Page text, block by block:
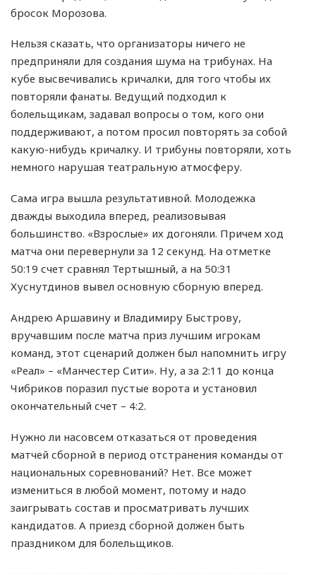
бросок Морозова.
Нельзя сказать, что организаторы ничего не
предприняли для создания шума на трибунах. На
кубе высвечивались кричалки, для того чтобы их
повторяли фанаты. Ведущий подходил к
болельщикам, задавал вопросы о том, кого они
поддерживают, а потом просил повторять за собой
какую-нибудь кричалку. И трибуны повторяли, хоть
немного нарушая театральную атмосферу.
Сама игра вышла результативной. Молодежка
дважды выходила вперед, реализовывая
большинство. «Взрослые» их догоняли. Причем ход
матча они перевернули за 12 секунд. На отметке
50:19 счет сравнял Тертышный, а на 50:31
Хуснутдинов вывел основную сборную вперед.
Андрею Аршавину и Владимиру Быстрову,
вручавшим после матча приз лучшим игрокам
команд, этот сценарий должен был напомнить игру
«Реал» – «Манчестер Сити». Ну, а за 2:11 до конца
Чибриков поразил пустые ворота и установил
окончательный счет – 4:2.
Нужно ли насовсем отказаться от проведения
матчей сборной в период отстранения команды от
национальных соревнований? Нет. Все может
измениться в любой момент, потому и надо
заигрывать состав и просматривать лучших
кандидатов. А приезд сборной должен быть
праздником для болельщиков.